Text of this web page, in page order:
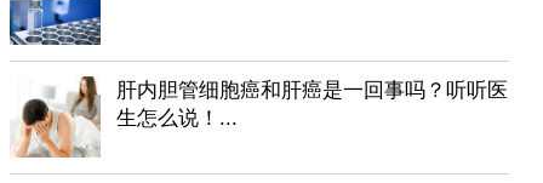
肝内胆管细胞癌和肝癌是一回事吗？听听医
生怎么说！...